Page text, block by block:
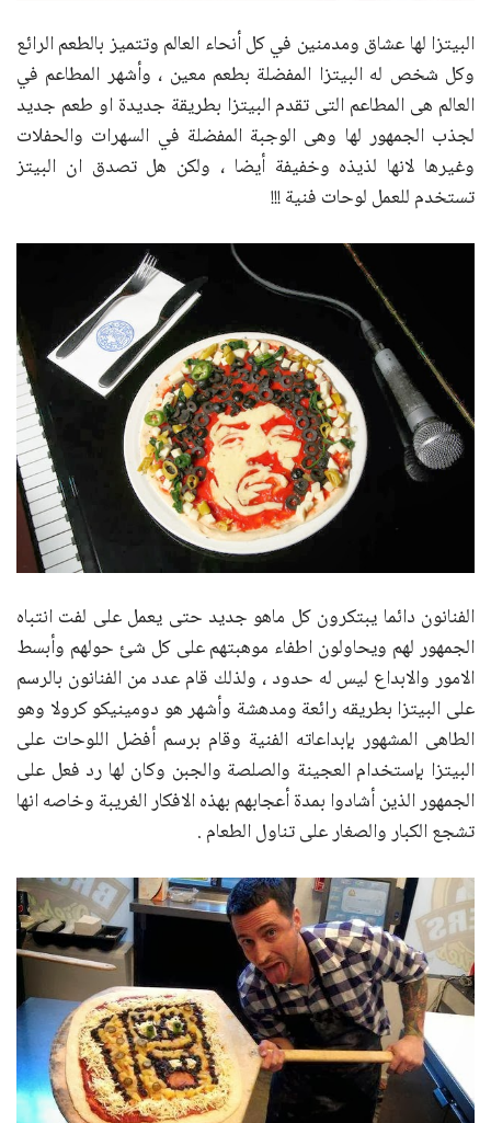
البيتزا لها عشاق ومدمنين في كل أنحاء العالم وتتميز بالطعم الرائع
وكل شخص له البيتزا المفضلة بطعم معين ، وأشهر المطاعم في
العالم هى المطاعم التى تقدم البيتزا بطريقة جديدة او طعم جديد
لجذب الجمهور لها وهى الوجبة المفضلة في السهرات والحفلات
وغيرها لانها لذيذه وخفيفة أيضا ، ولكن هل تصدق ان البيتز
تستخدم للعمل لوحات فنية !!!
الفنانون دائما يبتكرون كل ماهو جديد حتى يعمل على لفت انتباه
الجمهور لهم ويحاولون اطفاء موهبتهم على كل شئ حولهم وأبسط
الامور والابداع ليس له حدود ، ولذلك قام عدد من الفنانون بالرسم
على البيتزا بطريقه رائعة ومدهشة وأشهر هو دومينيكو كرولا وهو
الطاهى المشهور بإبداعاته الفنية وقام برسم أفضل اللوحات على
البيتزا بإستخدام العجينة والصلصة والجبن وكان لها رد فعل على
الجمهور الذين أشادوا بمدة أعجابهم بهذه الافكار الغريبة وخاصه انها
تشجع الكبار والصغار على تناول الطعام .